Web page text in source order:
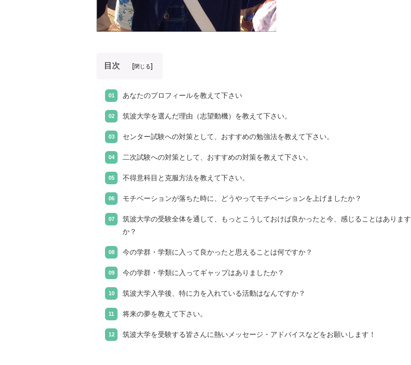
目次 [閉じる]
あなたのプロフィールを教えて下さい
筑波大学を選んだ理由（志望動機）を教えて下さい。
センター試験への対策として、おすすめの勉強法を教えて下さい。
二次試験への対策として、おすすめの対策を教えて下さい。
不得意科目と克服方法を教えて下さい。
モチベーションが落ちた時に、どうやってモチベーションを上げましたか？
筑波大学の受験全体を通して、もっとこうしておけば良かったと今、感じることはあります
か？
今の学群・学類に入って良かったと思えることは何ですか？
今の学群・学類に入ってギャップはありましたか？
筑波大学入学後、特に力を入れている活動はなんですか？
将来の夢を教えて下さい。
筑波大学を受験する皆さんに熱いメッセージ・アドバイスなどをお願いします！